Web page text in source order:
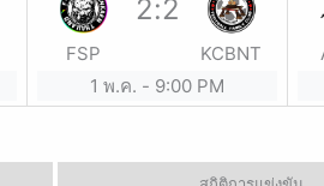
FSP
2:2
KCBNT
1 พ.ค. - 9:00 PM